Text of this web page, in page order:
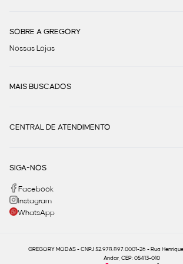
SOBRE A GREGORY
Nossas Lojas
MAIS BUSCADOS
CENTRAL DE ATENDIMENTO
SIGA-NOS
Facebook
Instagram
WhatsApp
GREGORY MODAS - CNPJ 52.978.897.0001-26 - Rua
Andar, CEP: 05413-010